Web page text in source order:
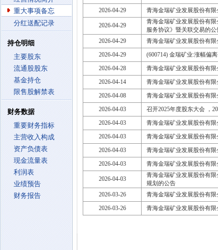
重大事项备忘
分红送配记录
持仓明细
主要股东
流通股股东
基金持仓
限售股解禁表
财务数据
重要财务指标
主营收入构成
资产负债表
现金流量表
利润表
业绩预告
财务报告
2026-04-29
青海金瑞矿业发展股份有
2026-04-29
青海金瑞矿业发展股份有
服务协议》暨关联交易的公
2026-04-29
青海金瑞矿业发展股份有
2026-04-29
(600714) 金瑞矿业:涨幅偏
2026-04-28
青海金瑞矿业发展股份有
2026-04-14
青海金瑞矿业发展股份有
2026-04-08
青海金瑞矿业发展股份有
2026-04-03
召开2025年度股东大会 ，
2026-04-03
青海金瑞矿业发展股份有
2026-04-03
青海金瑞矿业发展股份有
2026-04-03
青海金瑞矿业发展股份有
2026-04-03
青海金瑞矿业发展股份有
2026-04-03
青海金瑞矿业发展股份有
规划的公告
2026-03-26
青海金瑞矿业发展股份有
2026-03-26
青海金瑞矿业发展股份有